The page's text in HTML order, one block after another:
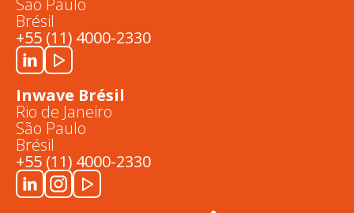
Brésil
+55 (11) 4000-2330
Inwave Brésil
Rio de Janeiro
São Paulo
Brésil
+55 (11) 4000-2330